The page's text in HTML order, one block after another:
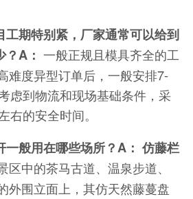
工期特别紧，厂家通常可以给到
A： 一般正规且模具齐全的工
难度异型订单后，一般安排7-
虑到物流和现场基础条件，采
右的安全时间。
般用在哪些场所？A： 仿藤栏
区中的茶马古道、温泉步道、
外围立面上，其仿天然藤蔓盘